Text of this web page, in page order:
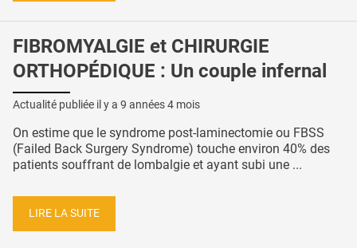
FIBROMYALGIE et CHIRURGIE
ORTHOPÉDIQUE : Un couple infernal
Actualité publiée il y a 9 années 4 mois
On estime que le syndrome post-laminectomie ou FBSS
(Failed Back Surgery Syndrome) touche environ 40% des
patients souffrant de lombalgie et ayant subi une ...
LIRE LA SUITE